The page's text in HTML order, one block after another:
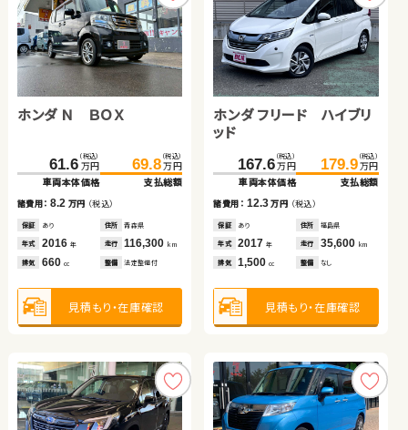
ホンダ Ｎ ＢＯＸ
61.6 （税込）
万円
車両本体価格
69.8 （税込）
万円
支払総額
諸費用：8.2 万円 （税込）
保証 あり 住所 青森県
年式 2016 年 走行 116,300 km
排気 660 cc 整備 法定整備付
見積もり・在庫確認
ホンダ フリード ハイブリ
ッド
167.6 （税込）
万円
車両本体価格
179.9 （税込）
万円
支払総額
諸費用： 12.3万円 （税込）
保証 あり 住所 福島県
年式 2017年 走行 35,600 km
排気 1,500cc 整備 なし
見積もり・在庫確認
スズキ ワゴンＲ
100.5 （税込）
万円
車両本体価格
108.6 （税込）
万円
支払総額
諸費用：8.1 万円 （税込）
保証 あり 住所 東京都
年式 2019 年 走行 57,800km
排気 660 cc 整備 なし
見積もり・在庫確認
トヨタ アルファード
334.7 （税込）
万円
車両本体価格
350.0 （税込）
万円
支払総額
諸費用： 15.3万円 （税込）
保証 なし 住所 大分県
年式 2020年 走行 82,500 km
排気 2,500cc 整備 法定整備付
見積もり・在庫確認
ダイハツ タント
159.0万円
車両本体価格
諸費用：5.0 万円 （税込）
保証 あり 住所 大分県
排気 660 整備 法定整備付
トヨタ プリウス
346.5万円
車両本体価格
諸費用：13.9万円 （税込）
保証 あり 住所 埼玉県
排気 2,000cc 整備 法定整備付